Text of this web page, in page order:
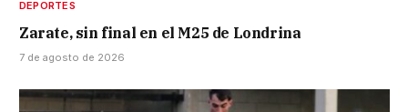
DEPORTES
Zarate, sin final en el M25 de Londrina
7 de agosto de 2026